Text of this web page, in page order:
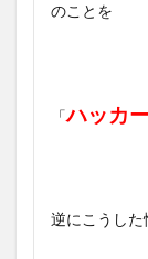
のことを
「ハッカー
逆にこうした